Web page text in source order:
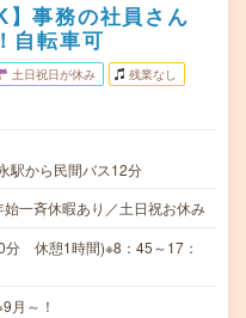
事務の社員さん
自転車可
土日祝日が休み 残業なし
駅から民間バス12分
一斉休暇あり／土日祝お休み
分 休憩1時間)※8：45～17：
月～！